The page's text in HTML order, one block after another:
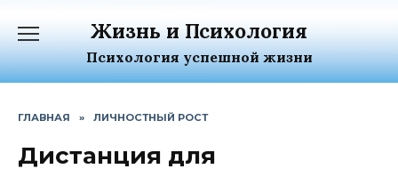
содержанию
Жизнь и Психология
Психология успешной жизни
ГЛАВНАЯ » ЛИЧНОСТНЫЙ РОСТ
Дистанция для